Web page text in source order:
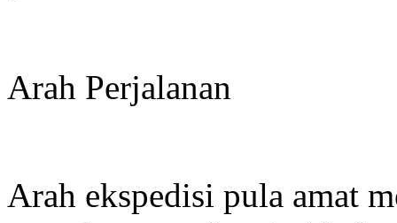
Arah Perjalanan
Arah ekspedisi pula amat